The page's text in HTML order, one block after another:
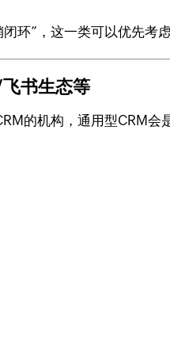
环”，这一类可以优先考虑
书生态等
的机构，通用型CRM会